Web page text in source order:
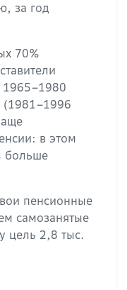
за год
70%
в этом
больше
пенсионные
самозанятые
цель 2,8 тыс.